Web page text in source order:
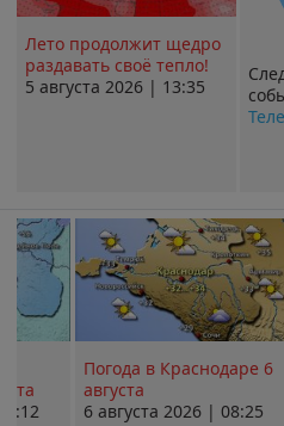
Лето продолжит щедро
раздавать своё тепло!
5 августа 2026 | 13:35
Погода в Краснодаре 6
августа
6 августа 2026 | 08:25